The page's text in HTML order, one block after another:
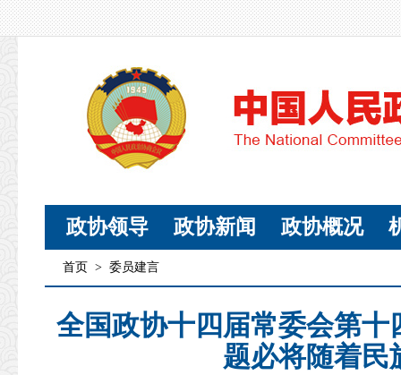
政协领导 政协新闻 政协概况
首页 > 委员建言
全国政协十四届常委会第
题必将随着民